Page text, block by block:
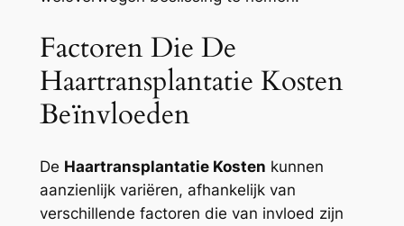
Factoren Die De
Haartransplantatie Kosten
Beïnvloeden
De Haartransplantatie Kosten kunnen
aanzienlijk variëren, afhankelijk van
verschillende factoren die van invloed zijn